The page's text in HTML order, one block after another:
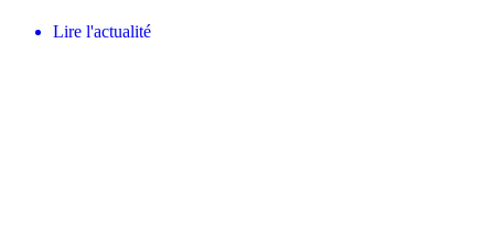
Lire l'actualité